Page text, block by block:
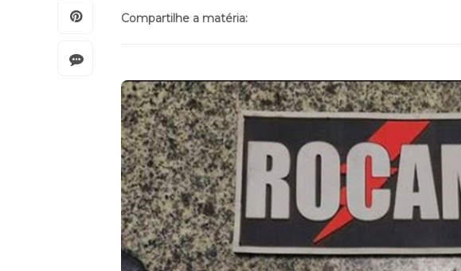
Compartilhe a matéria: